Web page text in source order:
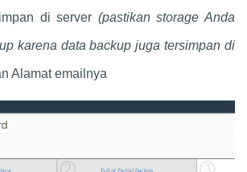
di server (pastikan storage Anda
karena data backup juga tersimpan di
Alamat emailnya